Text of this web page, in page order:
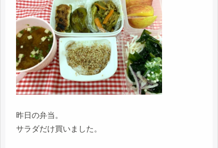
昨日の弁当。
サラダだけ買いました。